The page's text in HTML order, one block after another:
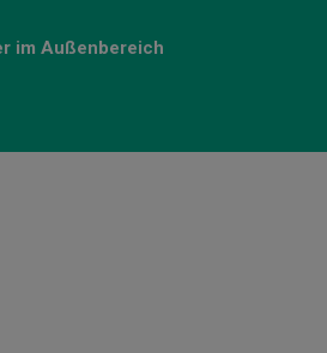
im Außenbereich